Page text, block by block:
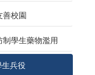
善校園
制學生藥物濫用
兵役